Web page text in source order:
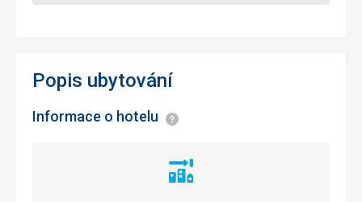
Popis ubytování
Informace o hotelu Informace
Vzdálenost